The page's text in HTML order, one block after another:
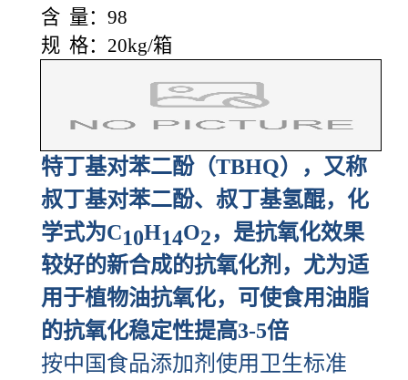
含 量：98
规 格：20kg/箱
特丁基对苯二酚（TBHQ），又称
叔丁基对苯二酚、叔丁基氢醌，化
学式为C10H14O2，是抗氧化效果
较好的新合成的抗氧化剂，尤为适
用于植物油抗氧化，可使食用油脂
的抗氧化稳定性提高3-5倍
按中国食品添加剂使用卫生标准